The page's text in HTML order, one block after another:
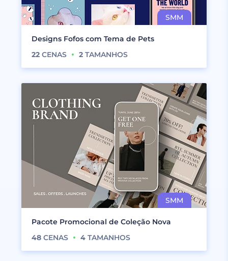
Designs Fofos com Tema de Pets
22 CENAS 2 TAMANHOS
Pacote Promocional de Coleção Nova
48 CENAS 4 TAMANHOS